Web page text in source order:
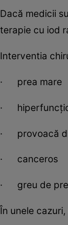
Dacă medicii
terapie cu iod
Interventia
· prea mare
·
· provoacă
· canceros
· greu de
În unele